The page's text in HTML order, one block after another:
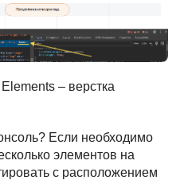
– верстка
Если необходимо
элементов на
с расположением